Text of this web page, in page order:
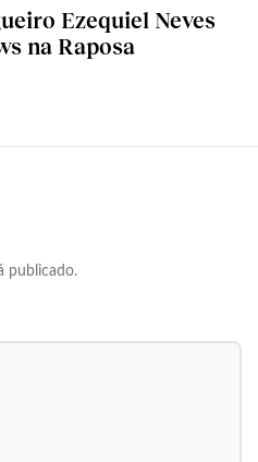
Ezequiel Neves
na Raposa
publicado.